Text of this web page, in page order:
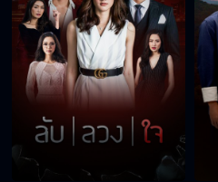
โบราณเชื่อว่
ฝนเท่านั้น
ผมจะให้รา
เริ่มปฏิบัติการ